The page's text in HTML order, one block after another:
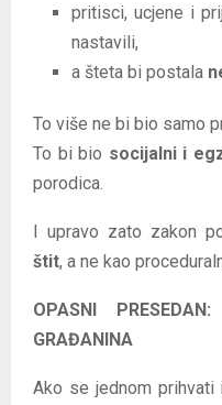
pritisci, ucjene i
nastavili,
a šteta bi postala
To više ne bi bio samo
To bi bio socijalni i
porodica.
I upravo zato zakon
štit, a ne kao
OPASNI
GRAĐANINA
Ako se jednom